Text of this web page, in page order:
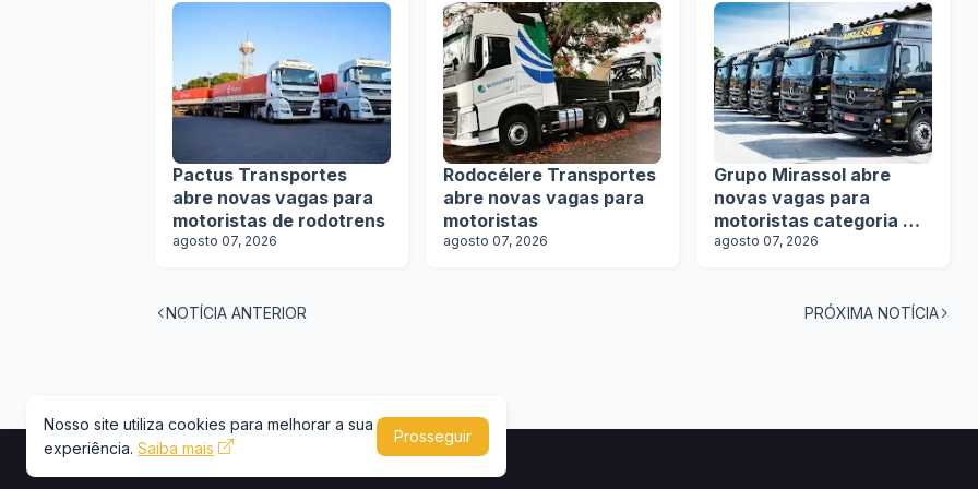
Pactus Transportes
abre novas vagas para
motoristas de rodotrens
agosto 07, 2026
Rodocélere Transportes
abre novas vagas para
motoristas
agosto 07, 2026
Grupo Mirassol abre
novas vagas para
motoristas categoria D e
E
agosto 07, 2026
NOTÍCIA ANTERIOR PRÓXIMA NOTÍCIA
Nosso site utiliza cookies para melhorar a sua
experiência. Saiba mais
Prosseguir